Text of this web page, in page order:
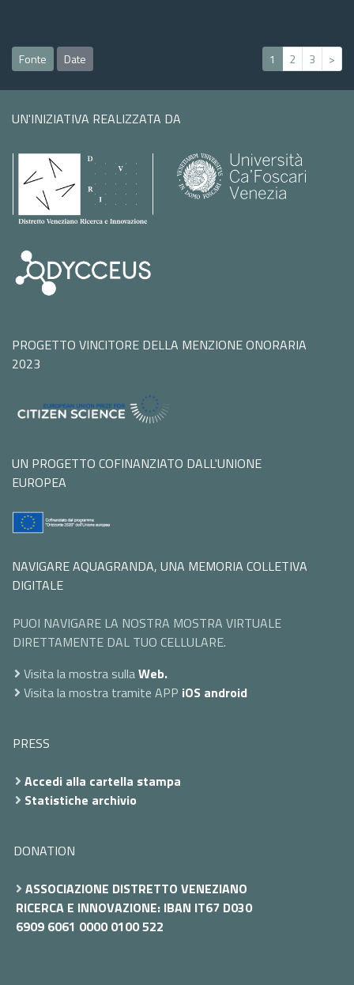
Fonte Date 1 2 3 >
UN'INIZIATIVA REALIZZATA DA
PROGETTO VINCITORE DELLA MENZIONE ONORARIA
2023
UN PROGETTO COFINANZIATO DALL'UNIONE
EUROPEA
NAVIGARE AQUAGRANDA, UNA MEMORIA COLLETIVA
DIGITALE
PUOI NAVIGARE LA NOSTRA MOSTRA VIRTUALE
DIRETTAMENTE DAL TUO CELLULARE.
Visita la mostra sullaWeb.
Visita la mostra tramite APP iOS android
PRESS
Accedi alla cartella stampa
Statistiche archivio
DONATION
ASSOCIAZIONE DISTRETTO VENEZIANO
RICERCA E INNOVAZIONE: IBAN IT67 D030
6909 6061 0000 0100 522